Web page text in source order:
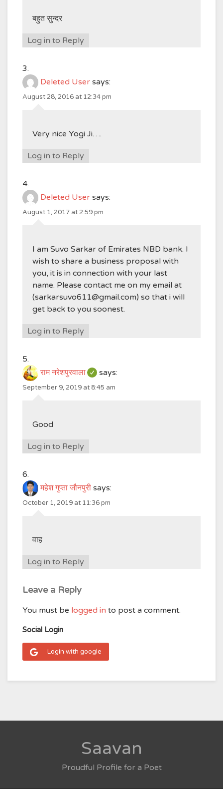
बहुत सुन्दर
Log in to Reply
Deleted User says:
August 28, 2016 at 12:34 pm
Very nice Yogi Ji….
Log in to Reply
Deleted User says:
August 1, 2017 at 2:59 pm
I am Suvo Sarkar of Emirates NBD bank. I
wish to share a business proposal with
you, it is in connection with your last
name. Please contact me on my email at
(sarkarsuvo611@gmail.com) so that i will
get back to you soonest.
Log in to Reply
राम नरेशपुरवाला says:
September 9, 2019 at 8:45 am
Good
Log in to Reply
महेश गुप्ता जौनपुरी says:
October 1, 2019 at 11:36 pm
वाह
Log in to Reply
Leave a Reply
You must be logged in to post a comment.
Social Login
Login with google
Saavan
Proudful Profile for a Poet